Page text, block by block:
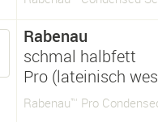
Rabenau
schmal halbfett
Pro (lateinisch
Rabenau™ Pro